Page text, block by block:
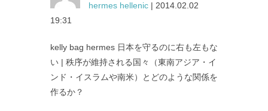
hermes hellenic | 2014.02.02
19:31
kelly bag hermes 日本を守るのに右も左もな
い | 秩序が維持される国々（東南アジア・イ
ンド・イスラムや南米）とどのような関係を
作るか？